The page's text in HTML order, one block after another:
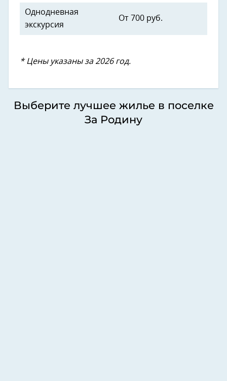
Однодневная
экскурсия
От 700 руб.
* Цены указаны за 2026 год.
Выберите лучшее жилье в поселке
За Родину